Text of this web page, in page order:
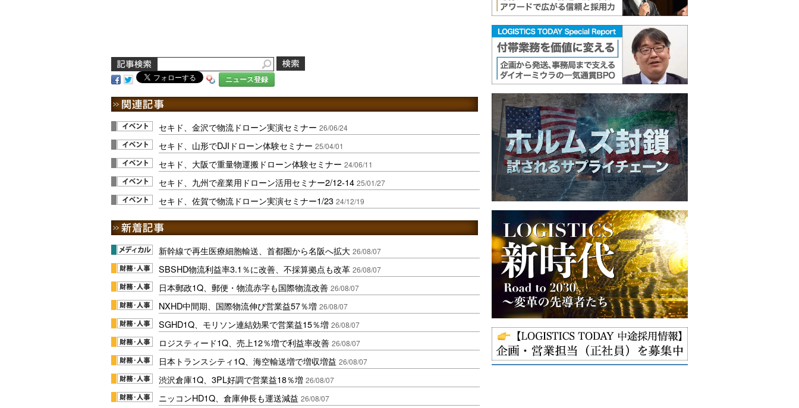
ニュース登録
セキド、金沢で物流ドローン実演セミナー 26/06/24
セキド、山形でDJIドローン体験セミナー 25/04/01
セキド、大阪で重量物運搬ドローン体験セミナー 24/06/11
セキド、九州で産業用ドローン活用セミナー2/12-14 25/01/27
セキド、佐賀で物流ドローン実演セミナー1/23 24/12/19
新幹線で再生医療細胞輸送、首都圏から名阪へ拡大 26/08/07
SBSHD物流利益率3.1％に改善、不採算拠点も改革 26/08/07
日本郵政1Q、郵便・物流赤字も国際物流改善 26/08/07
NXHD中間期、国際物流伸び営業益57％増 26/08/07
SGHD1Q、モリソン連結効果で営業益15％増 26/08/07
ロジスティード1Q、売上12％増で利益率改善 26/08/07
日本トランスシティ1Q、海空輸送増で増収増益 26/08/07
渋沢倉庫1Q、3PL好調で営業益18％増 26/08/07
ニッコンHD1Q、倉庫伸長も運送減益 26/08/07